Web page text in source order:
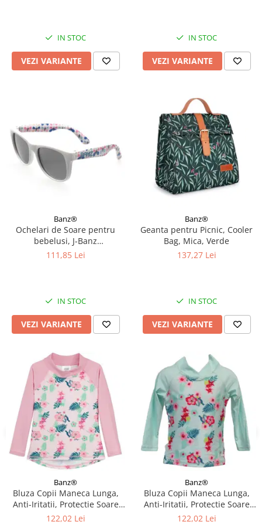
IN STOC
VEZI VARIANTE
IN STOC
VEZI VARIANTE
Banz®
Ochelari de Soare pentru
bebelusi, J-Banz
Beachcomber, 1-2 ani, Diverse
111,85 Lei
IN STOC
VEZI VARIANTE
Banz®
Geanta pentru Picnic, Cooler
Bag, Mica, Verde
137,27 Lei
IN STOC
VEZI VARIANTE
Banz®
Bluza Copii Maneca Lunga,
Anti-Iritatii, Protectie Soare
UPF50+, Floral Pink, Diverse
122,02 Lei
Banz®
Bluza Copii Maneca Lunga,
Anti-Iritatii, Protectie Soare
UPF50+, Floral Mint, Diverse
122,02 Lei